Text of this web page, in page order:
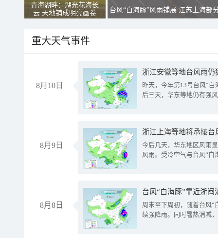
青海湖畔：湖光花海长
云 天地铺成明亮画卷
台风“白海豚”风雨铺展 江苏上海部
重大天气事件
8月10日
浙江安徽等地台风雨
昨天，今年第13号台风“
后三天，华东等地仍有强
8月9日
浙江上海等地将承接台
今后几天，华东地区风雨
风雨。受冷空气与台风“白
8月8日
台风“白海豚”靠近浙
周末至下周初，随着台风“
续强降雨。同时暑热消减